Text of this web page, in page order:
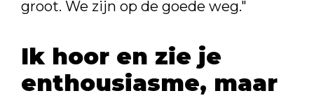
groot. We zijn op de goede weg."
Ik hoor en zie je
enthousiasme, maar